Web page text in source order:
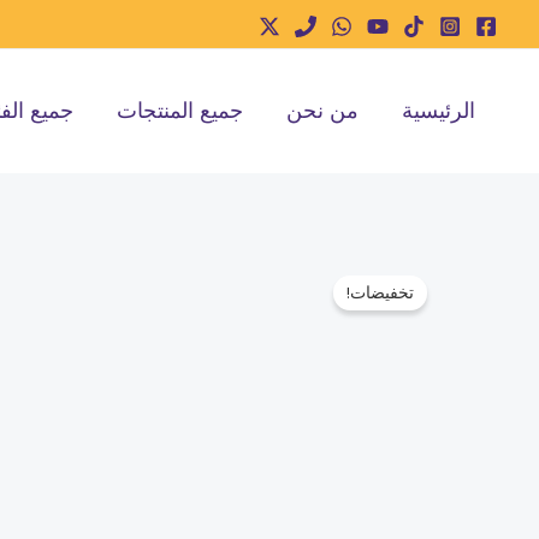
تخطي
إلى
الرئيسية من نحن جميع المنتجات جميع
تخفيضات!